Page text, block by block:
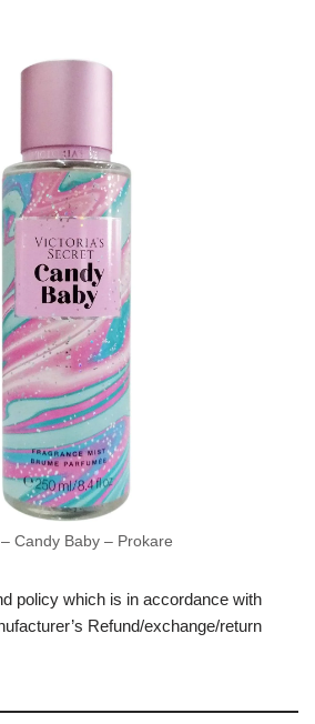
Candy Baby – Prokare
policy which is in accordance with
Refund/exchange/return